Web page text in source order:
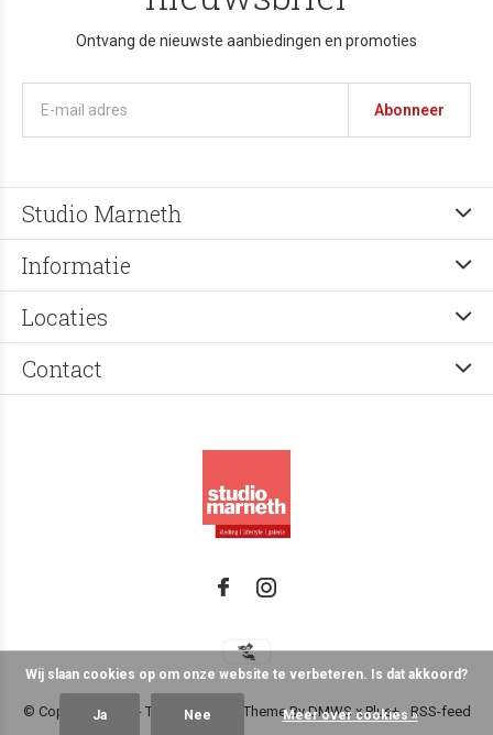
Ontvang de nieuwste aanbiedingen en promoties
Abonneer
Studio Marneth
Informatie
Locaties
Contact
© Copyright2026 - Theme RePos - Theme ByDMWSxPlus+- RSS-feed
Wij slaan cookies op om onze website te verbeteren. Is dat akkoord?
Ja Nee Meer over cookies »